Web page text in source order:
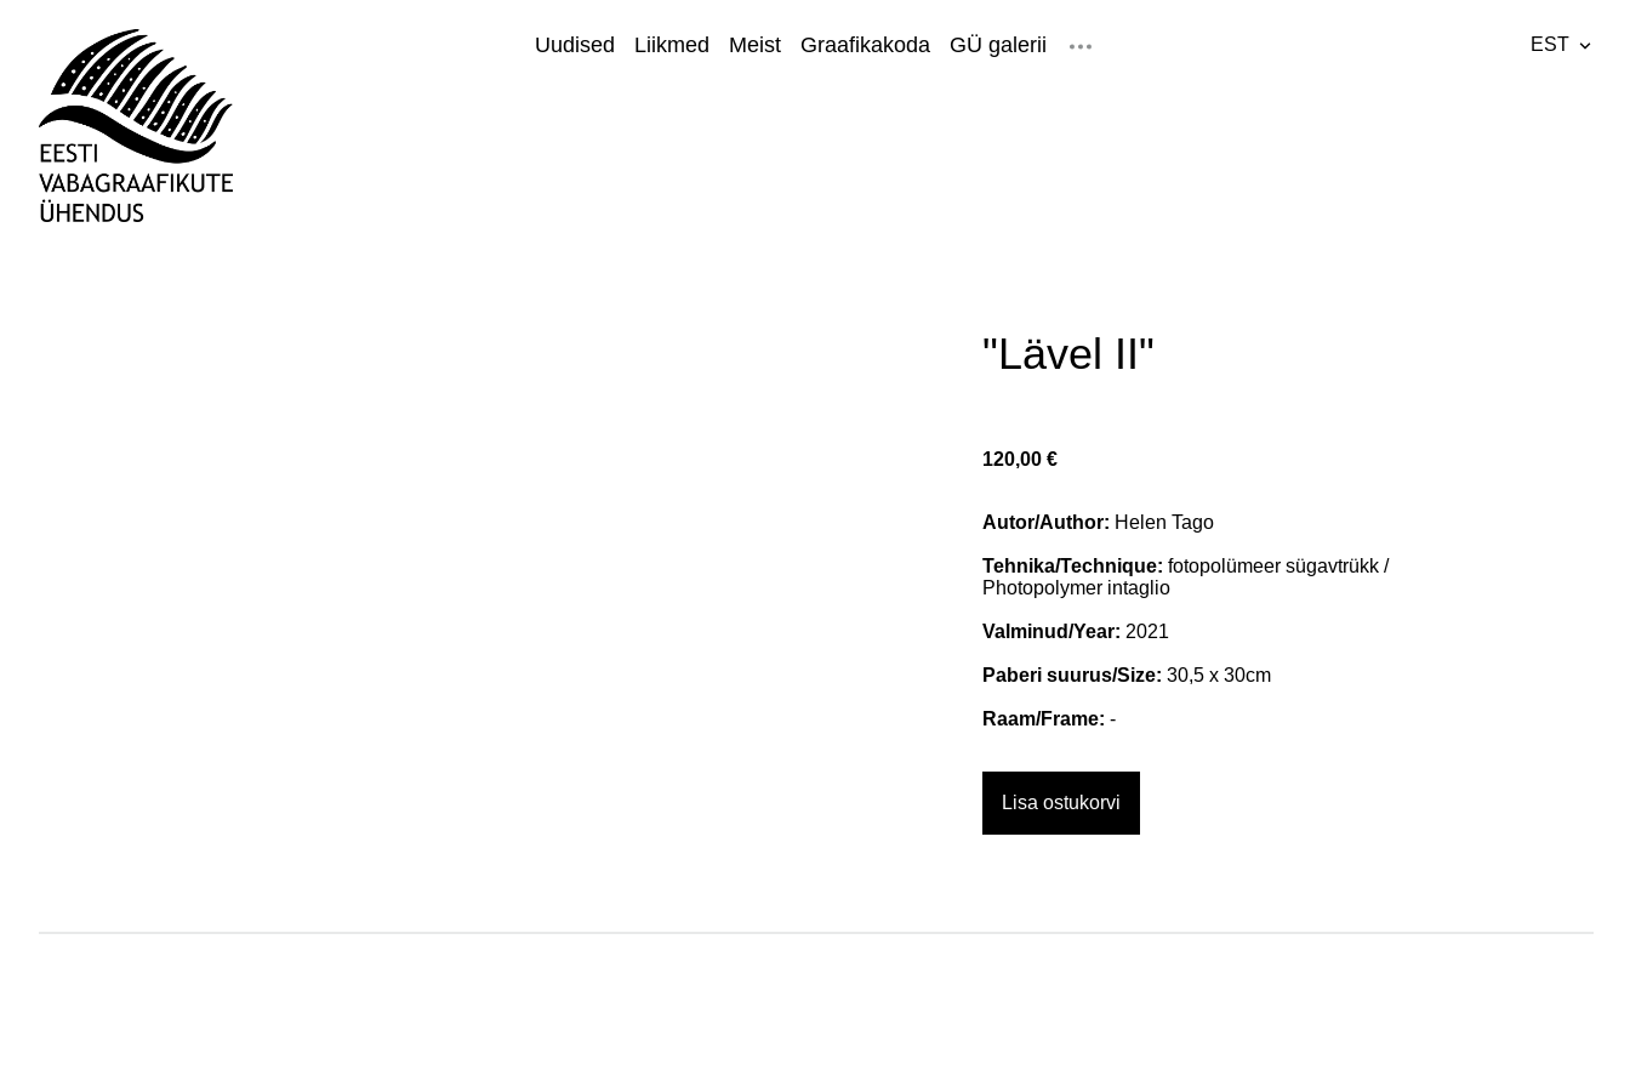
Uudised Liikmed Meist Graafikakoda GÜ galerii EST
"Lävel II"
120,00 €
Autor/Author: Helen Tago
Tehnika/Technique: fotopolümeer sügavtrükk /
Photopolymer intaglio
Valminud/Year: 2021
Paberi suurus/Size: 30,5 x 30cm
Raam/Frame: -
Lisa ostukorvi